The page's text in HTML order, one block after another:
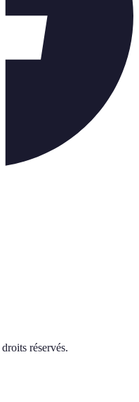
réservés.